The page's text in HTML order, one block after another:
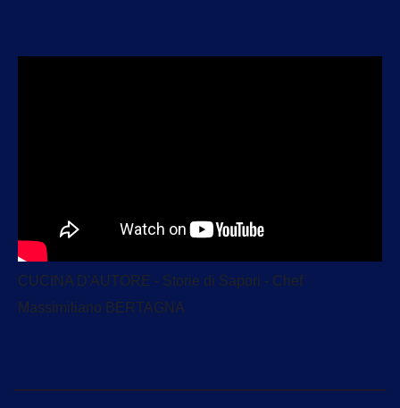
CUCINA D'AUTORE - Storie di Sapori - Chef
Massimiliano BERTAGNA